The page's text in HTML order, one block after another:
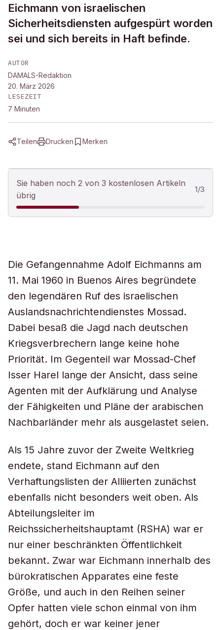
Eichmann von israelischen
Sicherheitsdiensten aufgespürt worden
sei und sich bereits in Haft befinde.
AUTOR
DAMALS-Redaktion
20. März 2026
LESEZEIT
7 Minuten
Teilen Drucken Merken
Sie haben noch 2 von 3 kostenlosen Artikeln
übrig
1/3
Die Gefangennahme Adolf Eichmanns am
11. Mai 1960 in Buenos Aires begründete
den legendären Ruf des israelischen
Auslandsnachrichtendienstes Mossad.
Dabei besaß die Jagd nach deutschen
Kriegsverbrechern lange keine hohe
Priorität. Im Gegenteil war Mossad-Chef
Isser Harel lange der Ansicht, dass seine
Agenten mit der Aufklärung und Analyse
der Fähigkeiten und Pläne der arabischen
Nachbarländer mehr als ausgelastet seien.
Als 15 Jahre zuvor der Zweite Weltkrieg
endete, stand Eichmann auf den
Verhaftungslisten der Alliierten zunächst
ebenfalls nicht besonders weit oben. Als
Abteilungsleiter im
Reichssicherheitshauptamt (RSHA) war er
nur einer beschränkten Öffentlichkeit
bekannt. Zwar war Eichmann innerhalb des
bürokratischen Apparates eine feste
Größe, und auch in den Reihen seiner
Opfer hatten viele schon einmal von ihm
gehört, doch er war keiner jener